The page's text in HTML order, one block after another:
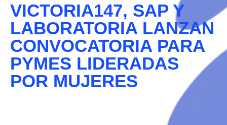
VICTORIA147, SAP Y
LABORATORIA LANZAN
CONVOCATORIA PARA
PYMES LIDERADAS
POR MUJERES